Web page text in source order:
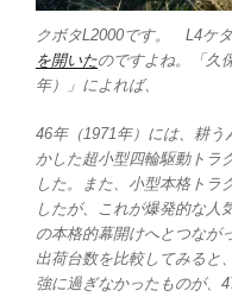
クボタL2000です。 L4ケタ
を開いたのですよね。「久
年）」によれば、
46年（1971年）には、耕
かした超小型四輪駆動トラ
した。また、小型本格トラ
したが、これが爆発的な人
の本格的幕開けへとつなが
出荷台数を比較してみると
強に過ぎなかったものが、